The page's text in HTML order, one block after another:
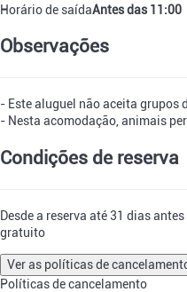
Horário de saídaAntes das 11:00
Observações
- Este aluguel não aceita grupos
- Nesta acomodação, animais
Condições de reserva
Desde a reserva até 31 dias
gratuito
Ver as políticas de
Políticas de cancelamento